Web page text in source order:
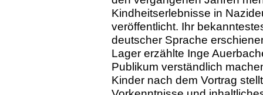
Kindheitserlebnisse in
veröffentlicht. Ihr
deutscher Sprache
Lager erzählte Inge
Publikum verständlich
Kinder nach dem Vortrag